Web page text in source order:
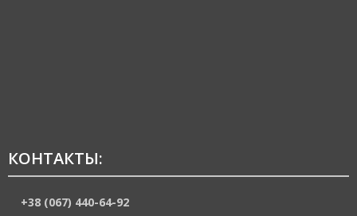
КОНТАКТЫ:
+38 (067) 440-64-92